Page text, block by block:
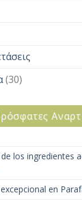
(30)
los ingredientes
en